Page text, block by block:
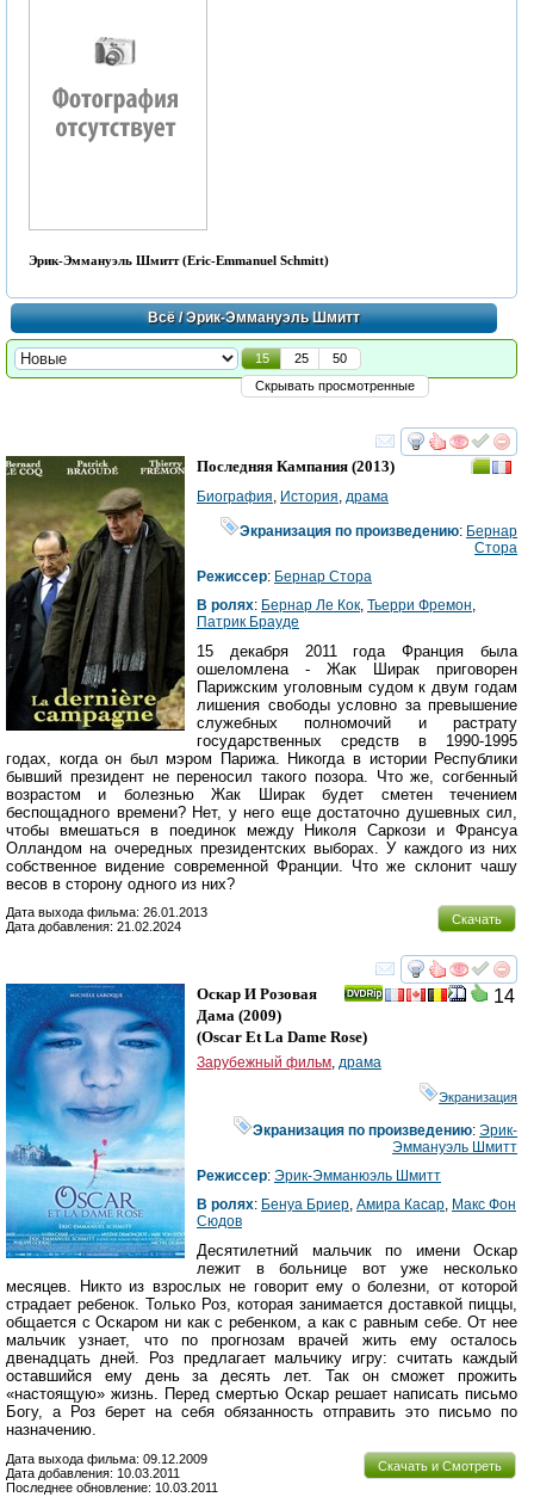
Эрик-Эммануэль Шмитт (Eric-Emmanuel Schmitt)
Всё/ Эрик-Эммануэль Шмитт
15 25
50
Скрывать просмотренные
смотреть
Последняя Кампания (2013)
Биография История драма
Экранизация по произведению: Бернар
Стора
Режиссер: Бернар Стора
В ролях: Бернар Ле Кок Тьерри Фремон
Патрик Брауде
15 декабря 2011 года Франция была
ошеломлена - Жак Ширак приговорен
Парижским уголовным судом к двум годам
лишения свободы условно за превышение
служебных полномочий и растрату
государственных средств в 1990-1995
годах, когда он был мэром Парижа. Никогда в истории Республики
бывший президент не переносил такого позора. Что же, согбенный
возрастом и болезнью Жак Ширак будет сметен течением
беспощадного времени? Нет, у него еще достаточно душевных сил,
чтобы вмешаться в поединок между Николя Саркози и Франсуа
Олландом на очередных президентских выборах. У каждого из них
собственное видение современной Франции. Что же склонит чашу
весов в сторону одного из них?
Скачать
Дата выхода фильма: 26.01.2013
Дата добавления: 21.02.2024
смотреть
14
Оскар И Розовая
Дама (2009)
(Oscar Et La Dame Rose)
Зарубежный фильм, драма
Экранизация
Экранизация по произведению:Эрик-
Эммануэль Шмитт
Режиссер: Эрик-Эмманюэль Шмитт
В ролях: Бенуа Бриер, Амира Касар, Макс Фон
Сюдов
Десятилетний мальчик по имени Оскар
лежит в больнице вот уже несколько
месяцев. Никто из взрослых не говорит ему о болезни, от которой
страдает ребенок. Только Роз, которая занимается доставкой пиццы,
общается с Оскаром ни как с ребенком, а как с равным себе. От нее
мальчик узнает, что по прогнозам врачей жить ему осталось
двенадцать дней. Роз предлагает мальчику игру: считать каждый
оставшийся ему день за десять лет. Так он сможет прожить
«настоящую» жизнь. Перед смертью Оскар решает написать письмо
Богу, а Роз берет на себя обязанность отправить это письмо по
назначению.
Скачать и Смотреть
Дата выхода фильма: 09.12.2009
Дата добавления: 10.03.2011
Последнее обновление: 10.03.2011